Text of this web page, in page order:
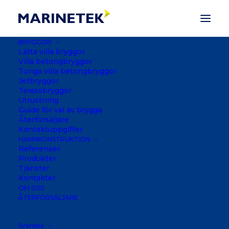
BRYGGOR
Lätta villa bryggor
Villa betongbryggor
Tunga villa betongbryggor
Jetbryggor
Terassbryggor
Utrustning
Guide för val av brygga
Återförsäljare
Kontaktuppgifter
HAMNKONSTRUKTION
Referenser
Produkter
Tjänster
Kontakter
OM OSS
ÅTERFÖRSÄLJARE
Svenska